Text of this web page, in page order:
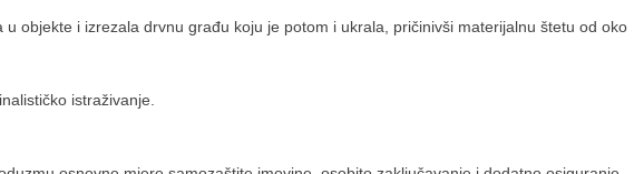
u objekte i izrezala drvnu građu koju je potom i ukrala, pričinivši materijalnu štetu od oko
istraživanje.